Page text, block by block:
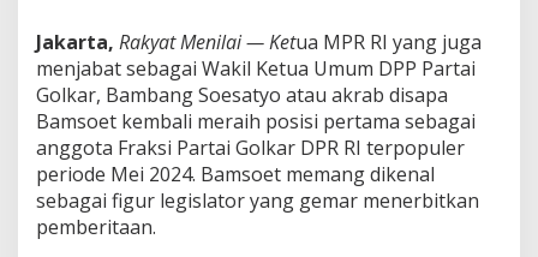
a
k
s
i
P
a
r
t
Jakarta, Rakyat Menilai — Ketua MPR RI yang juga
menjabat sebagai Wakil Ketua Umum DPP Partai
Golkar, Bambang Soesatyo atau akrab disapa
Bamsoet kembali meraih posisi pertama sebagai
anggota Fraksi Partai Golkar DPR RI terpopuler
periode Mei 2024. Bamsoet memang dikenal
sebagai figur legislator yang gemar menerbitkan
pemberitaan.